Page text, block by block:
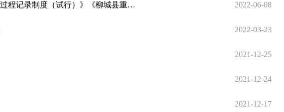
柳城政规〔2022〕3号 柳城县人民政府关于印发《柳城县行政执法公示制度》（试行）《柳城县行政执法全过程记录制度（试行）》《柳城县重大行政执法决定法制审核制度（试行）》的通知 2022-06-08
2022-03-23
2021-12-25
2021-12-24
2021-12-17